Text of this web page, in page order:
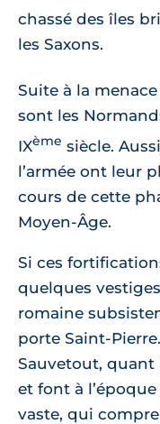
chassé des îles
les Saxons.
Suite à la
sont les
IXème siècle.
l’armée ont leur
cours de cette
Moyen-Âge.
Si ces
quelques
romaine
porte Saint-
Sauvetout, quant
et font à
vaste, qui